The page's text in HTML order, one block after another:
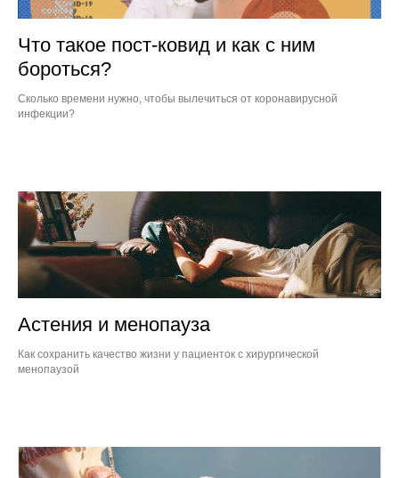
Что такое пост-ковид и как с ним
бороться?
Сколько времени нужно, чтобы вылечиться от коронавирусной
инфекции?
Астения и менопауза
Как сохранить качество жизни у пациенток с хирургической
менопаузой